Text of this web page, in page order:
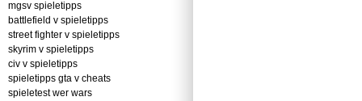
mgsv spieletipps
battlefield v spieletipps
street fighter v spieletipps
skyrim v spieletipps
civ v spieletipps
spieletipps gta v cheats
spieletest wer wars